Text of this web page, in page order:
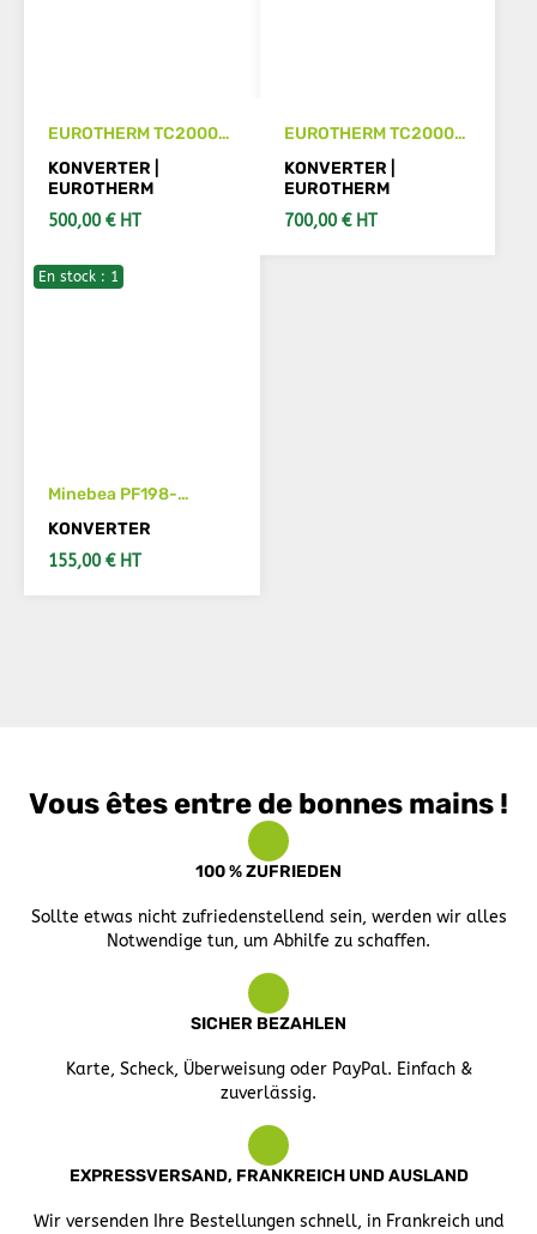
EUROTHERM TC2000
02/150A/440V/230V
unité de contrôle
KONVERTER |
EUROTHERM
500,00 € HT
IN DEN WARENKORB
EUROTHERM TC2000
02/250A/440V/230V
unité de contrôle
KONVERTER |
EUROTHERM
700,00 € HT
En stock : 1
Minebea PF198-
20SSV0434 AC-DC
Schaltnetzteil Multi-
Output 188W
KONVERTER
155,00 € HT
Vous êtes entre de bonnes mains !
100 % ZUFRIEDEN
Sollte etwas nicht zufriedenstellend sein, werden wir alles
Notwendige tun, um Abhilfe zu schaffen.
SICHER BEZAHLEN
Karte, Scheck, Überweisung oder PayPal. Einfach &
zuverlässig.
EXPRESSVERSAND, FRANKREICH UND AUSLAND
Wir versenden Ihre Bestellungen schnell, in Frankreich und